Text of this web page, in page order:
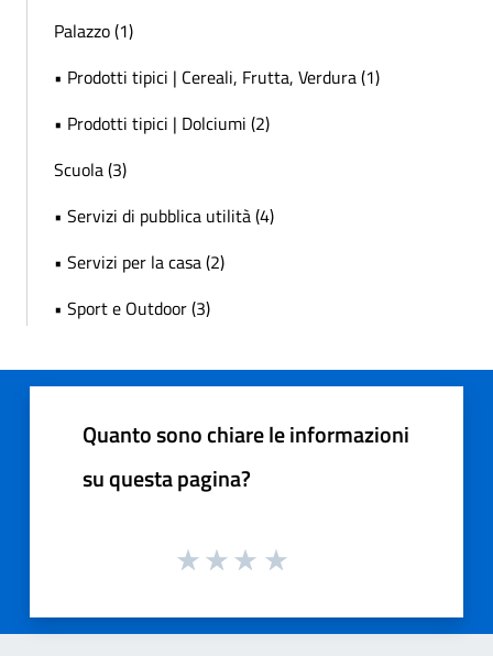
Palazzo (1)
• Prodotti tipici | Cereali, Frutta, Verdura (1)
• Prodotti tipici | Dolciumi (2)
Scuola (3)
• Servizi di pubblica utilità (4)
• Servizi per la casa (2)
• Sport e Outdoor (3)
Quanto sono chiare le informazioni
su questa pagina?